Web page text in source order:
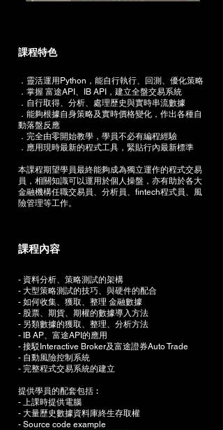
課程特色​
．靈活運用Python，能自行執行、回測、優化策略
．掌握 富途API、IB API，建立全盤交易系統
．自行取得、分析、處理歷史與實時串流數據
．能夠根據自身策略及實時價格變化，作出各種自
動落盤反應
．完全由零開始教學，學員不必有編程經驗
．應用現時最新的程式工具，緊貼行內最新標準
本課程期望學員最終能夠成為獨立運作的程式交易
員，相關知識可以運用於個人操盤，亦有助於各大
金融機構任職交易員、分析員、fintech程式員、風
險管理等工作。
課程內容​
- 資料分析、策略測試的架構
- 大型策略測試的技巧、與硬件的配合
- 如何收集、獲取、整理 金融數據
- 股票、期貨、期權的數據導入方法
- 另類數據的獲取、整理、分析方法
- IB AP、富途API的應用
- 接駁Interactive Broker及富途證券Auto Trade
- 自動風險控制系統
- 完整程式交易系統的建立​
提供學員的配套包括︰
- 上課時提供電腦
- 大量歷史數據資料庫終生存取權
- Source code example